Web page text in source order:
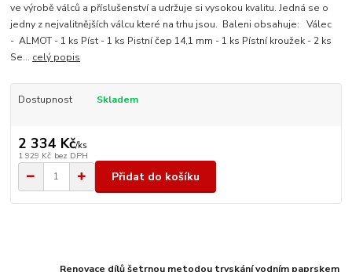
ve výrobě válců a příslušenství a udržuje si vysokou kvalitu. Jedná se o
jedny z nejvalitnějších válcu které na trhu jsou. Baleni obsahuje: Válec
- ALMOT - 1 ks Píst - 1 ks Pistní čep 14,1 mm - 1 ks Pístní kroužek - 2 ks
Se... celý popis
Dostupnost Skladem
2 334 Kč/ks
1 929 Kč bez DPH
Přidat do košíku
Renovace dílů šetrnou metodou tryskání vodním paprskem